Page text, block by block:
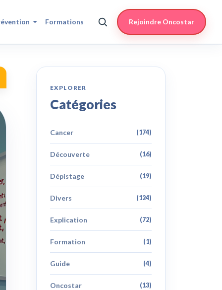
Formations Rejoindre Oncostar
EXPLORER
Catégories
Cancer (174)
Découverte (16)
Dépistage (19)
Divers (124)
Explication (72)
Formation (1)
Guide (4)
Oncostar (13)